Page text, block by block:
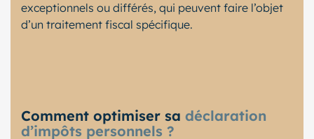
exceptionnels ou différés, qui peuvent faire l’objet
d’un traitement fiscal spécifique.
Comment optimiser sa déclaration
d’impôts personnels ?